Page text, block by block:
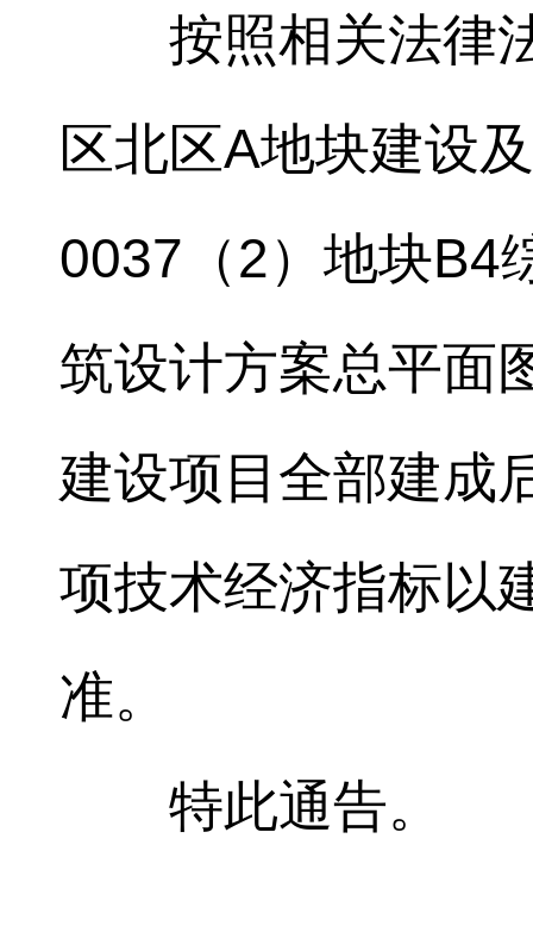
按照相关法律
区北区A地块建设
0037（2）地块B4
筑设计方案总平面
建设项目全部建成
项技术经济指标以
准。
特此通告。